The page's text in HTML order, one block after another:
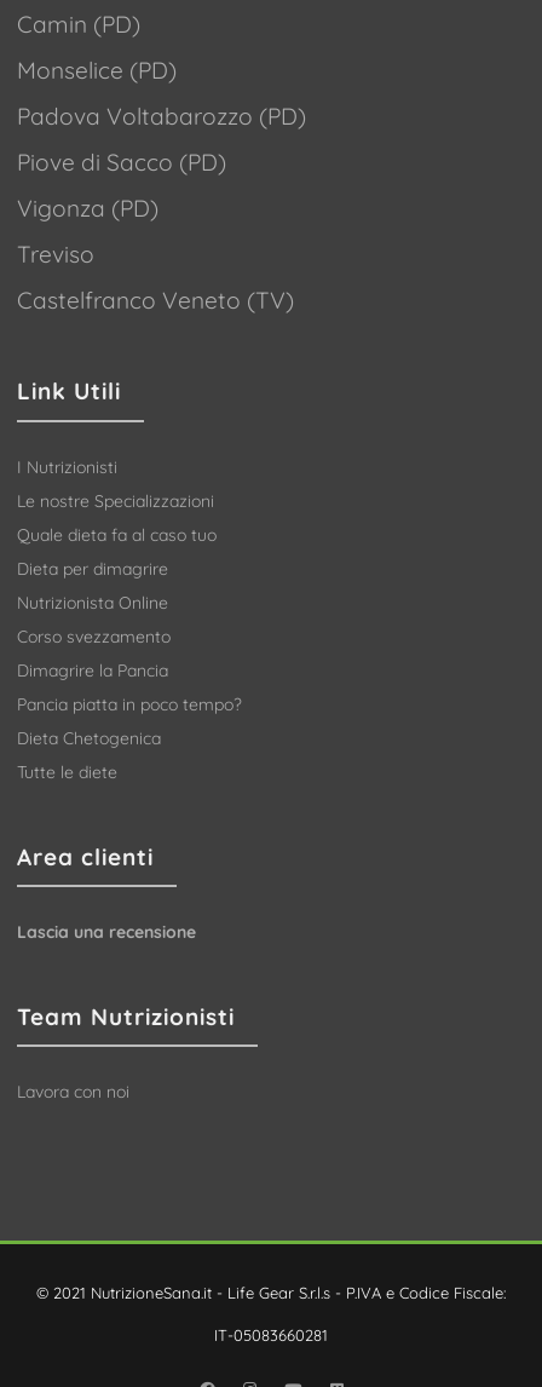
Camin (PD)
Monselice (PD)
Padova Voltabarozzo (PD)
Piove di Sacco (PD)
Vigonza (PD)
Treviso
Castelfranco Veneto (TV)
Link Utili
I Nutrizionisti
Le nostre Specializzazioni
Quale dieta fa al caso tuo
Dieta per dimagrire
Nutrizionista Online
Corso svezzamento
Dimagrire la Pancia
Pancia piatta in poco tempo?
Dieta Chetogenica
Tutte le diete
Area clienti
Lascia una recensione
Team Nutrizionisti
Lavora con noi
© 2021 NutrizioneSana.it - Life Gear S.r.l.s - P.IVA e Codice Fiscale:
IT-05083660281